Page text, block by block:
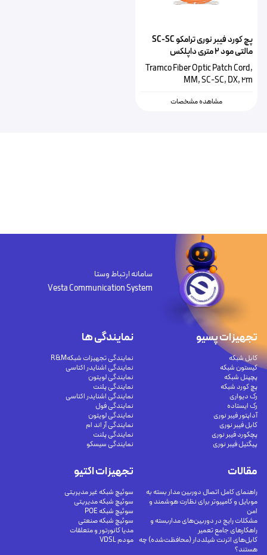
پچ کورد فیبر نوری ترامکو SC-SC
مالتی مود ۲ متری داپلکس
Tramco Fiber Optic Patch Cord,
MM, SC-SC, DX, 2m
مشاهده مشخصات
سامانه ارتباط وستا
Vesta Communication System
تجهیزات پسیو
کابل شبکه
کیستون شبکه
پچپنل شبکه
پچ کورد شبکه
رک دیواری
رک ایستاده
آداپتور فیبر نوری
کابل فیبر نوری
پچکورد فیبر نوری
پیگتیل فیبر نوری
تجهیزات اکتیو
سوئیچ شبکه غیر مدیریتی
سوئیچ شبکه مدیریتی
سوئیچ شبکه POE
سوئیچ شبکه صنعتی
مدیا کانورتور و متعلقات
مودم VDSL
نمایندگی ها
نمایندگی تجهیزات شبکهR&M
نمایندگی اشنایدر اکتاسی
نمایندگی لویتون
نمایندگی پلنت
نمایندگی اشنایدر اکتاسی
نمایندگی فول
نمایندگی لویتون
نمایندگی آر اند ام
نمایندگی پلنت
نمایندگی سیسکو
مقالات
راهنمای کامل اتصال دوربین مدار بسته به
موبایل و کامپیوتر برای نظارت هوشمند و
امن
مشکلات رایج در دوربین‌های مداربسته و
راهکارهای جامع تعمیر
کابل‌های اترنت شیلددار (محافظت‌شده) چه
هستند؟